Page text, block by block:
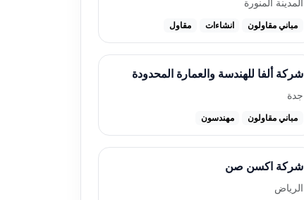
مباني مقاولون انشاءات مقاول
شركة ألفا للهندسة والعمارة المحدودة
جدة
مباني مقاولون مهندسون
شركة اكسن صن
الرياض